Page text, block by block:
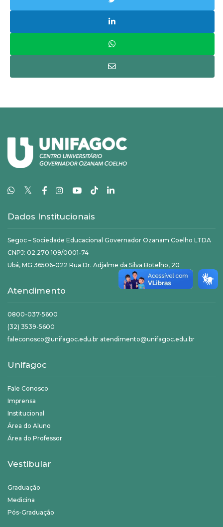
𝕏
Dados Institucionais
Segoc – Sociedade Educacional Governador Ozanam Coelho LTDA
CNPJ: 02.270.109/0001-74
Ubá, MG 36506-022 Rua Dr. Adjalme da Silva Botelho, 20
Atendimento
0800-037-5600
(32) 3539-5600
faleconosco@unifagoc.edu.br atendimento@unifagoc.edu.br
Unifagoc
Fale Conosco
Imprensa
Institucional
Área do Aluno
Área do Professor
Vestibular
Graduação
Medicina
Pós-Graduação